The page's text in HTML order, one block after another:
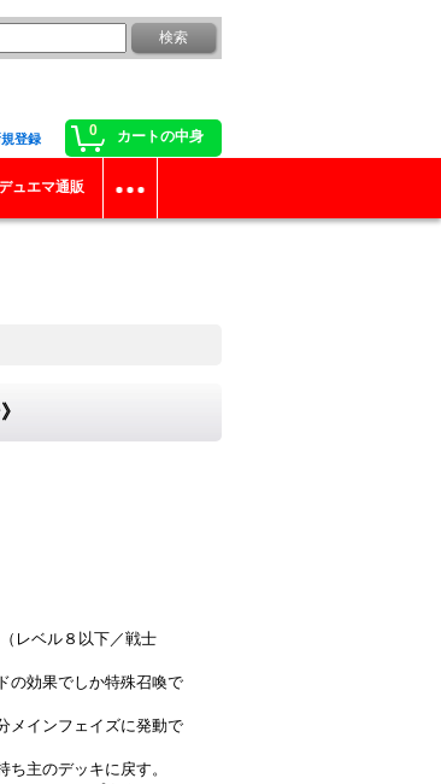
0 カートの中身
登録
ュエマ通販
レベル８以下／戦士
の効果でしか特殊召喚で
メインフェイズに発動で
ち主のデッキに戻す。